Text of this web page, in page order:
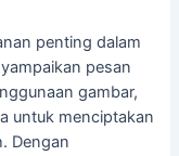
penting dalam
pesan
gambar,
untuk menciptakan
Dengan